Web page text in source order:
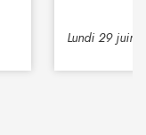
Lundi 29 juin